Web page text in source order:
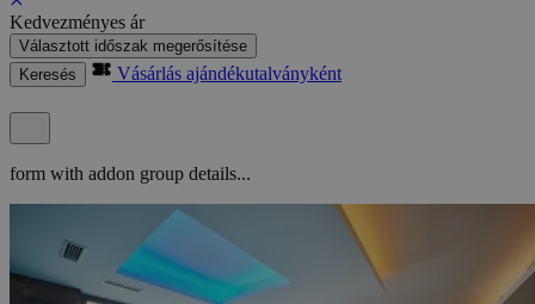
Kedvezményes ár
Választott időszak megerősítése
Keresés
Vásárlás ajándékutalványként
form with addon group details...